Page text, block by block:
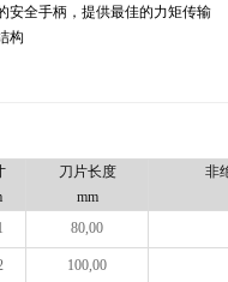
安全手柄，提供最佳的力矩传输
构
刀片长度
mm
非
80,00
100,00